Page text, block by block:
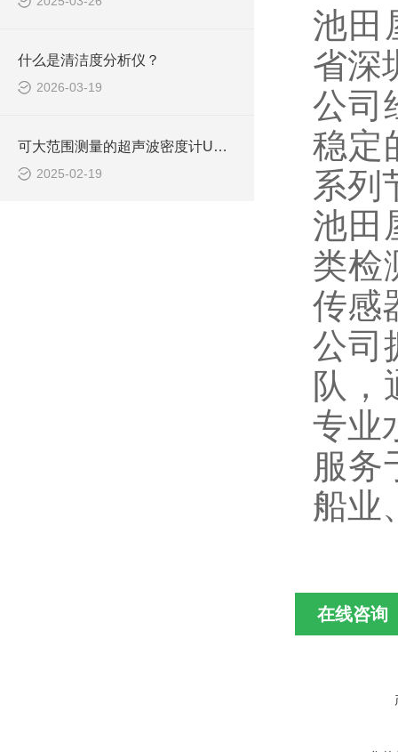
什么是清洁度分析仪？
2026-03-19
可大范围测量的超声波密度计UAM-4 MK3的设备技术分析
2025-02-19
池田
省深
公司
稳定
系列
池田
类检
传感
公司
队，
专业
服务
船业
在线咨询